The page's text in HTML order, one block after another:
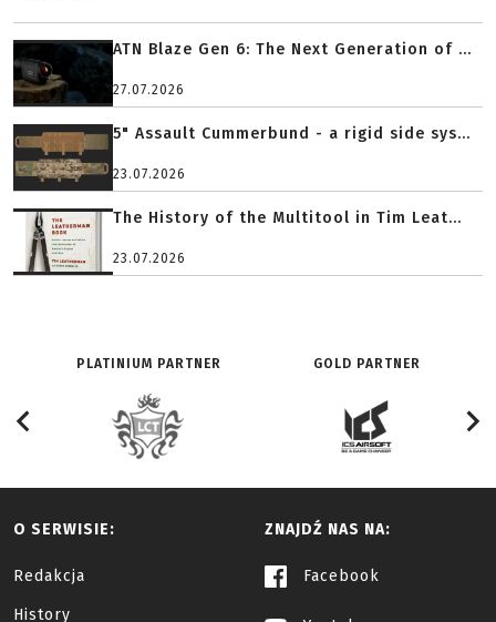
ATN Blaze Gen 6: The Next Generation of ...
27.07.2026
5" Assault Cummerbund - a rigid side sys...
23.07.2026
The History of the Multitool in Tim Leat...
23.07.2026
PLATINIUM PARTNER GOLD PARTNER
O SERWISIE:
Redakcja
History
ZNAJDŹ NAS NA:
Facebook